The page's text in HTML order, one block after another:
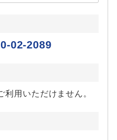
02-2089
用いただけません。